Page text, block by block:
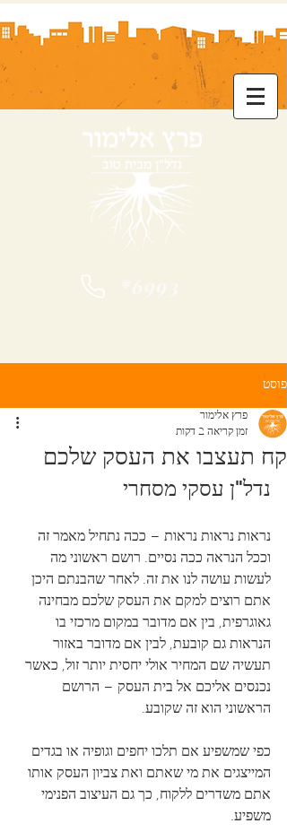
פוסט
קח תעצבו את העסק שלכם
פרץ אלימור
זמן קריאה 2 דקות
נדל"ן עסקי מסחרי
נראות נראות נראות – ככה נתחיל מאמר זה
וככל הנראה ככה נסיים. רושם ראשוני מה
לעשות עושה לנו את זה. לאחר שהבנתם היכן
אתם רוצים למקם את העסק שלכם מבחינה
גאוגרפית, בין אם מדובר במקום מרכזי בו
הנראות גם קובעת, לבין אם מדובר באזור
תעשיה שם המחיר אולי יחסית יותר זול, כאשר
נכנסים אליכם אל בית העסק – הרושם
הראשוני הוא זה שקובע.
כפי שמשפיע אם תלכו יחפים וגופיה או בגדים
המייצגים את מי שאתם ואת צביון העסק אותו
אתם משדרים ללקוח, כך גם העיצוב הפנימי
משפיע.